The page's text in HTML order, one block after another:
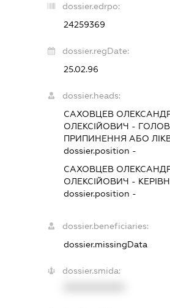
dossier.edrpo:
24259369
dossier.regDate:
25.02.96
dossier.heads:
САХОВЦЕВ
ОЛЕКСІЙОВИЧ -
ПРИПИНЕННЯ АБО
dossier.position -
САХОВЦЕВ
ОЛЕКСІЙОВИЧ -
dossier.position -
dossier.beneficiaries:
dossier.missingData
dossier.smida: